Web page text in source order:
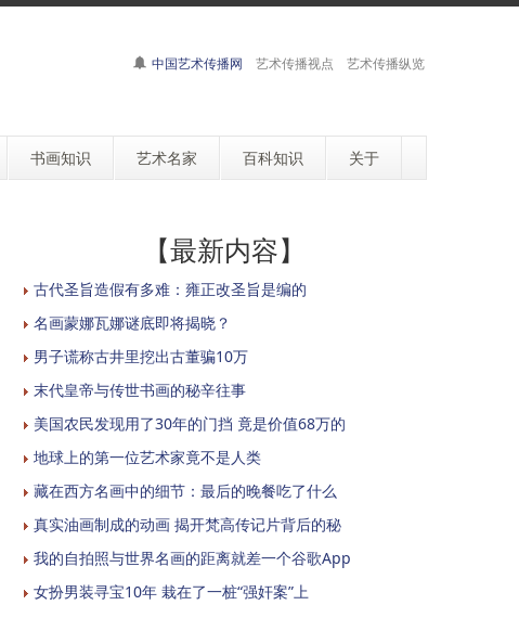
中国艺术传播网 艺术传播视点 艺术传播纵览
书画知识 艺术名家 百科知识 关于
【最新内容】
古代圣旨造假有多难：雍正改圣旨是编的
名画蒙娜瓦娜谜底即将揭晓？
男子谎称古井里挖出古董骗10万
末代皇帝与传世书画的秘辛往事
美国农民发现用了30年的门挡 竟是价值68万的
地球上的第一位艺术家竟不是人类
藏在西方名画中的细节：最后的晚餐吃了什么
真实油画制成的动画 揭开梵高传记片背后的秘
我的自拍照与世界名画的距离就差一个谷歌App
女扮男装寻宝10年 栽在了一桩“强奸案”上